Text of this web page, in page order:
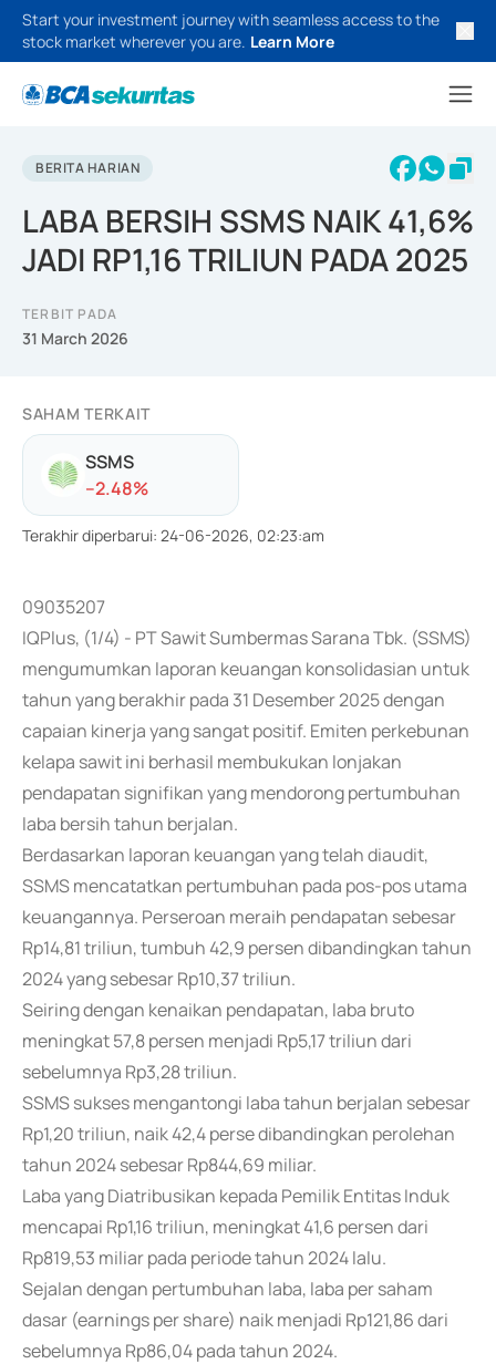
Start your investment journey with seamless access to the
stock market wherever you are. Learn More
BERITA HARIAN
LABA BERSIH SSMS NAIK 41,6%
JADI RP1,16 TRILIUN PADA 2025
TERBIT PADA
31 March 2026
SAHAM TERKAIT
SSMS
--2.48%
Terakhir diperbarui: 24-06-2026, 02:23:am
09035207
IQPlus, (1/4) - PT Sawit Sumbermas Sarana Tbk. (SSMS)
mengumumkan laporan keuangan konsolidasian untuk
tahun yang berakhir pada 31 Desember 2025 dengan
capaian kinerja yang sangat positif. Emiten perkebunan
kelapa sawit ini berhasil membukukan lonjakan
pendapatan signifikan yang mendorong pertumbuhan
laba bersih tahun berjalan.
Berdasarkan laporan keuangan yang telah diaudit,
SSMS mencatatkan pertumbuhan pada pos-pos utama
keuangannya. Perseroan meraih pendapatan sebesar
Rp14,81 triliun, tumbuh 42,9 persen dibandingkan tahun
2024 yang sebesar Rp10,37 triliun.
Seiring dengan kenaikan pendapatan, laba bruto
meningkat 57,8 persen menjadi Rp5,17 triliun dari
sebelumnya Rp3,28 triliun.
SSMS sukses mengantongi laba tahun berjalan sebesar
Rp1,20 triliun, naik 42,4 perse dibandingkan perolehan
tahun 2024 sebesar Rp844,69 miliar.
Laba yang Diatribusikan kepada Pemilik Entitas Induk
mencapai Rp1,16 triliun, meningkat 41,6 persen dari
Rp819,53 miliar pada periode tahun 2024 lalu.
Sejalan dengan pertumbuhan laba, laba per saham
dasar (earnings per share) naik menjadi Rp121,86 dari
sebelumnya Rp86,04 pada tahun 2024.